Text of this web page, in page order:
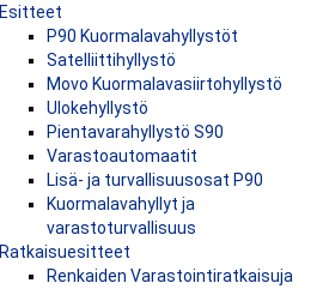
Esitteet
P90 Kuormalavahyllystöt
Satelliittihyllystö
Movo Kuormalavasiirtohyllystö
Ulokehyllystö
Pientavarahyllystö S90
Varastoautomaatit
Lisä- ja turvallisuusosat P90
Kuormalavahyllyt ja
varastoturvallisuus
Ratkaisuesitteet
Renkaiden Varastointiratkaisuja